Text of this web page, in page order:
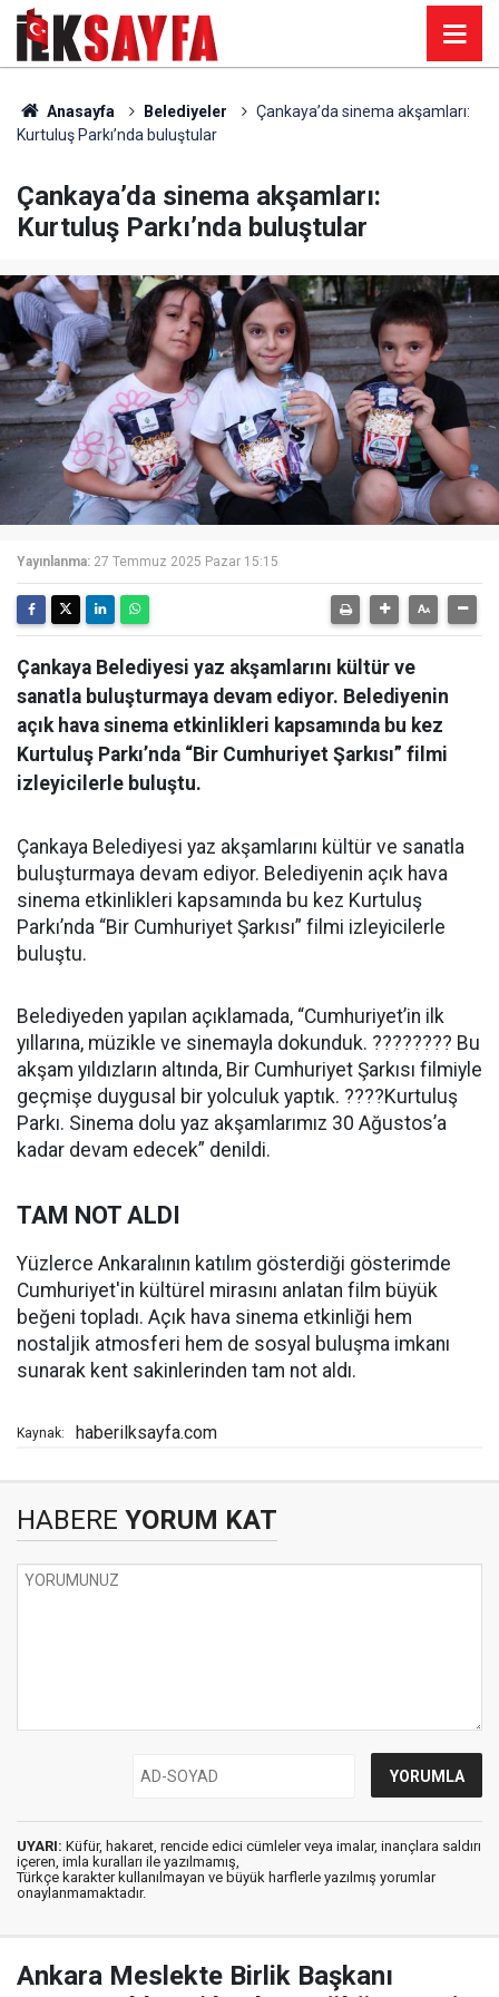
Anasayfa Belediyeler
Çankaya’da sinema akşamları:
Kurtuluş Parkı’nda buluştular
Çankaya’da sinema akşamları:
Kurtuluş Parkı’nda buluştular
Yayınlanma: 27 Temmuz 2025 Pazar 15:15
Çankaya Belediyesi yaz akşamlarını kültür ve
sanatla buluşturmaya devam ediyor. Belediyenin
açık hava sinema etkinlikleri kapsamında bu kez
Kurtuluş Parkı’nda “Bir Cumhuriyet Şarkısı” filmi
izleyicilerle buluştu.
Çankaya Belediyesi yaz akşamlarını kültür ve sanatla
buluşturmaya devam ediyor. Belediyenin açık hava
sinema etkinlikleri kapsamında bu kez Kurtuluş
Parkı’nda “Bir Cumhuriyet Şarkısı” filmi izleyicilerle
buluştu.
Belediyeden yapılan açıklamada, “Cumhuriyet’in ilk
yıllarına, müzikle ve sinemayla dokunduk. ???????? Bu
akşam yıldızların altında, Bir Cumhuriyet Şarkısı filmiyle
geçmişe duygusal bir yolculuk yaptık. ????Kurtuluş
Parkı. Sinema dolu yaz akşamlarımız 30 Ağustos’a
kadar devam edecek” denildi.
TAM NOT ALDI
Yüzlerce Ankaralının katılım gösterdiği gösterimde
Cumhuriyet'in kültürel mirasını anlatan film büyük
beğeni topladı. Açık hava sinema etkinliği hem
nostaljik atmosferi hem de sosyal buluşma imkanı
sunarak kent sakinlerinden tam not aldı.
Kaynak: haberilksayfa.com
HABERE YORUM KAT
UYARI: Küfür, hakaret, rencide edici cümleler veya imalar, inançlara saldırı
içeren, imla kuralları ile yazılmamış,
Türkçe karakter kullanılmayan ve büyük harflerle yazılmış yorumlar
onaylanmamaktadır.
Ankara Meslekte Birlik Başkanı